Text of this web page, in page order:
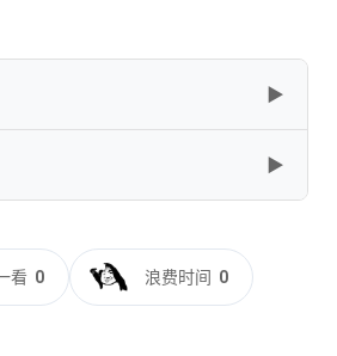
▶
▶
看 0 浪费时间 0